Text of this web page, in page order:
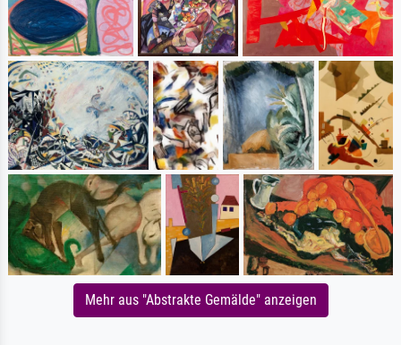
Mehr aus "Abstrakte Gemälde" anzeigen